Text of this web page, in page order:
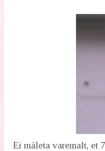
Ei mäleta varemalt, et